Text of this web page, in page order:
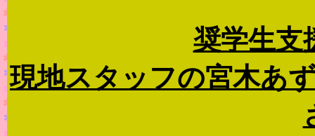
奨学生支
現地スタッフの宮木あ